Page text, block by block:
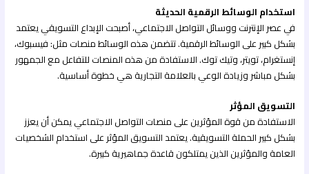
استخدام الوسائط الرقمية الحديثة
في عصر الإنترنت ووسائل التواصل الاجتماعي، أصبحت الإبداع التسويقي يعتمد
بشكل كبير على الوسائط الرقمية. تتضمن هذه الوسائط منصات مثل: فيسبوك،
إنستغرام، تويتر، وتيك توك. الاستفادة من هذه المنصات للتفاعل مع الجمهور
بشكل مباشر وزيادة الوعي بالعلامة التجارية هي خطوة أساسية.
التسويق المؤثر
الاستفادة من قوة المؤثرين على منصات التواصل الاجتماعي يمكن أن يعزز
بشكل كبير الحملة التسويقية. يعتمد التسويق المؤثر على استخدام الشخصيات
العامة والمؤثرين الذين يمتلكون قاعدة جماهيرية كبيرة.